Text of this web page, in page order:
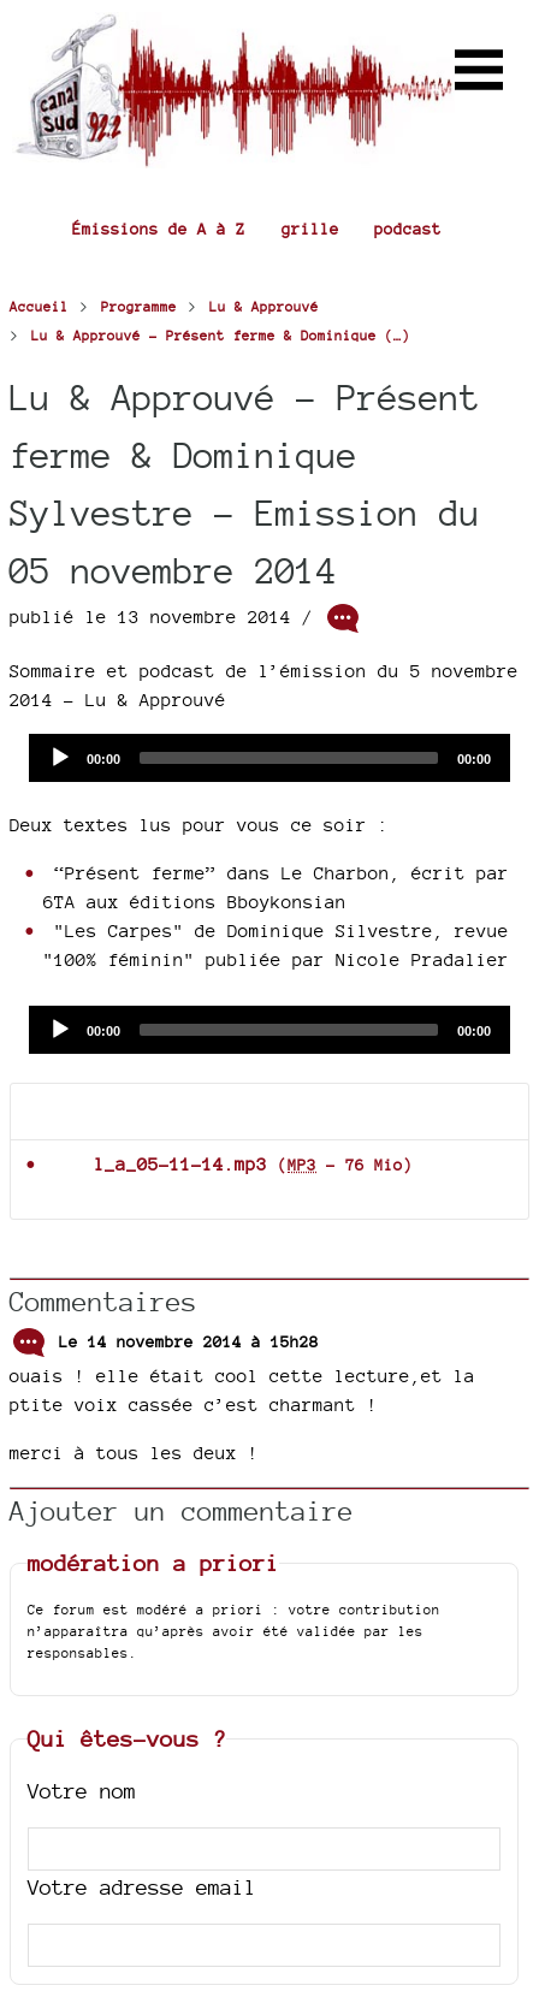
Émissions de A à Z grille podcast
Accueil > Programme > Lu & Approuvé
> Lu & Approuvé – Présent ferme & Dominique (…)
Lu & Approuvé – Présent
ferme & Dominique
Sylvestre – Emission du
05 novembre 2014
publié le 13 novembre 2014 /
Sommaire et podcast de l’émission du 5 novembre
2014 - Lu & Approuvé
Current
00:00
Total
00:00
Deux textes lus pour vous ce soir :
“Présent ferme” dans Le Charbon, écrit par
6TA aux éditions Bboykonsian
"Les Carpes" de Dominique Silvestre, revue
"100% féminin" publiée par Nicole Pradalier
Current
00:00
Total
00:00
l_a_05-11-14.mp3 (MP3 - 76 Mio)
Commentaires
Le 14 novembre 2014 à 15h28
ouais ! elle était cool cette lecture,et la
ptite voix cassée c’est charmant !
merci à tous les deux !
Ajouter un commentaire
modération a priori
Ce forum est modéré a priori : votre contribution
n’apparaîtra qu’après avoir été validée par les
responsables.
Qui êtes-vous ?
Votre nom
Votre adresse email